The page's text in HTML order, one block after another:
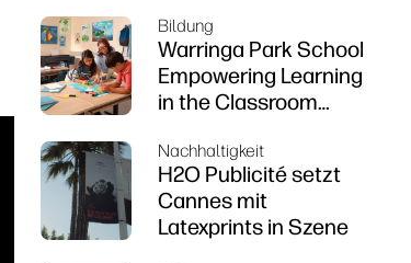
Bildung
Warringa Park School
Empowering Learning
in the Classroom
Z6 series printer
Nachhaltigkeit
H2O Publicité setzt
Cannes mit
Latexprints in Szene